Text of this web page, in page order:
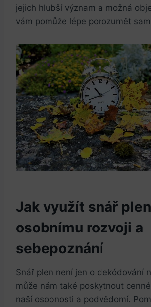
jejich hlubší význam a možná
vám pomůže lépe porozumět
Jak využít snář
osobnímu rozvoji a
sebepoznání
Snář plen není jen o dekódování
může nám také poskytnout
naší osobnosti a podvědomí.